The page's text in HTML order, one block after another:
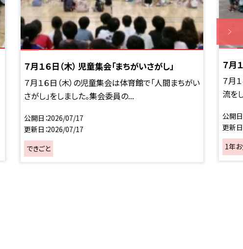
７月１６日（木） 児童集会「まちがいさがし」
７月１６日（木）の児童集会は体育館で「人間まちがい
さがし」をしました。集会委員の...
公開日 2026/07/17
更新日 2026/07/17
できごと
７月
７月
流を
公開日
更新日
1年